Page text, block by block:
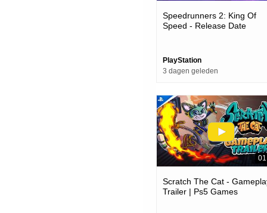
Speedrunners 2: King Of
Speed - Release Date
PlayStation
3 dagen geleden
Scratch The Cat -
Trailer | Ps5 Games